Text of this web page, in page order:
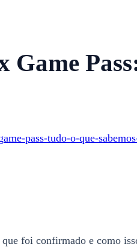
pass-tudo-o-que-
foi confirmado e como